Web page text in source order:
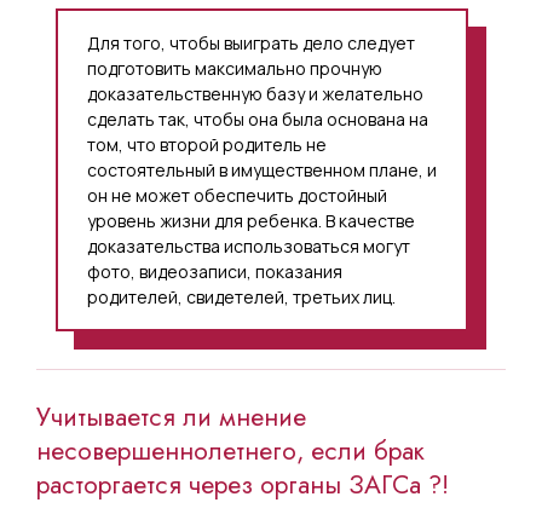
Для того, чтобы выиграть дело следует
подготовить максимально прочную
доказательственную базу и желательно
сделать так, чтобы она была основана на
том, что второй родитель не
состоятельный в имущественном плане, и
он не может обеспечить достойный
уровень жизни для ребенка. В качестве
доказательства использоваться могут
фото, видеозаписи, показания
родителей, свидетелей, третьих лиц.
Учитывается ли мнение
несовершеннолетнего, если брак
расторгается через органы ЗАГСа ?!